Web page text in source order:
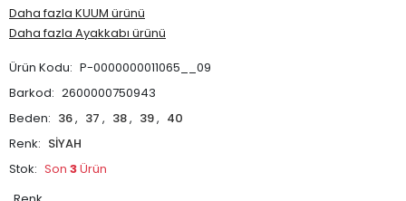
Daha fazla KUUM ürünü
Daha fazla Ayakkabı ürünü
Ürün Kodu: P-0000000011065__09
Barkod: 2600000750943
Beden: 36, 37 , 38, 39, 40
Renk: SİYAH
Stok: Son 3Ürün